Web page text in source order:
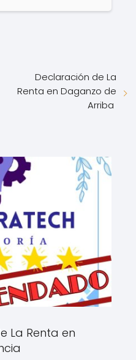
Declaración de La
Renta en Daganzo de
Arriba
La Renta en